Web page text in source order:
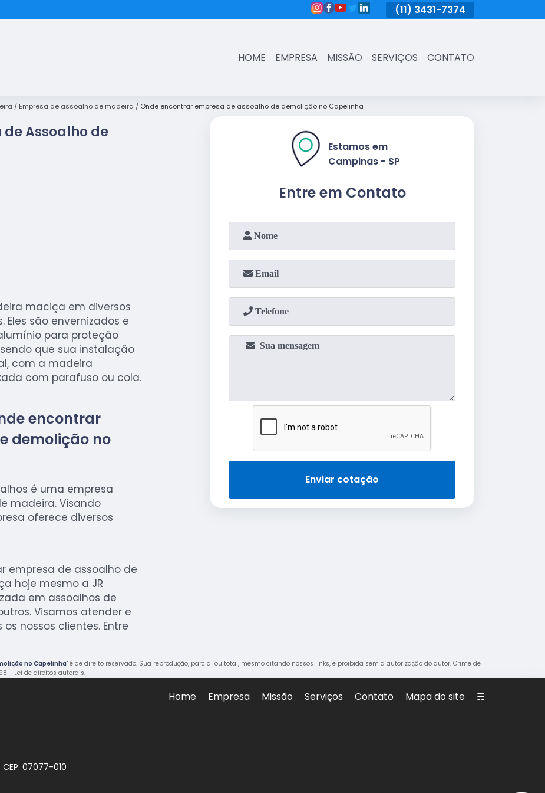
3431-7374 (11) 3431-7374
HOME EMPRESA MISSÃO SERVIÇOS CONTATO
Empresa de assoalho de madeira Onde encontrar empresa de assoalho de demolição no Capelinha
Assoalho de
maciça em diversos
Eles são envernizados e
para proteção
que sua instalação
com a madeira
com parafuso ou cola.
encontrar
demolição no
é uma empresa
madeira. Visando
oferece diversos
empresa de assoalho de
hoje mesmo a JR
em assoalhos de
Visamos atender e
nossos clientes. Entre
Entre em Contato
Estamos em
Campinas - SP
Enviar cotação
no Capelinha" é de direito reservado. Sua reprodução, parcial ou total, mesmo citando nossos links, é proibida sem a autorização do autor. Crime de
- Lei de direitos autorais.
07077-010
Home Empresa Missão Serviços Contato Mapa do site ☴